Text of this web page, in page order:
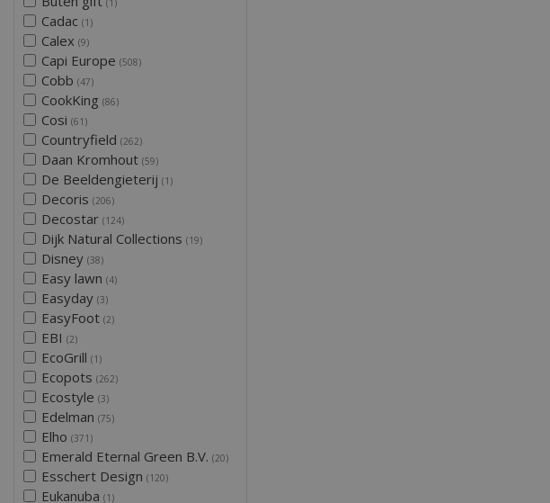
Cadac (1)
Calex (9)
Capi Europe (508)
Cobb (47)
CookKing (86)
Cosi (61)
Countryfield (262)
Daan Kromhout (59)
De Beeldengieterij (1)
Decoris (206)
Decostar (124)
Dijk Natural Collections (19)
Disney (38)
Easy lawn (4)
Easyday (3)
EasyFoot (2)
EBI (2)
EcoGrill (1)
Ecopots (262)
Ecostyle (3)
Edelman (75)
Elho (371)
Emerald Eternal Green B.V. (20)
Esschert Design (120)
Eukanuba (1)